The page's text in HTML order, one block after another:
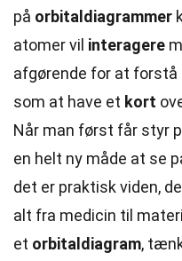
på orbitaldiagrammer
atomer vil interagere
afgørende for at forstå
som at have et kort
Når man først får styr
en helt ny måde at se
det er praktisk viden,
alt fra medicin til
et orbitaldiagram,